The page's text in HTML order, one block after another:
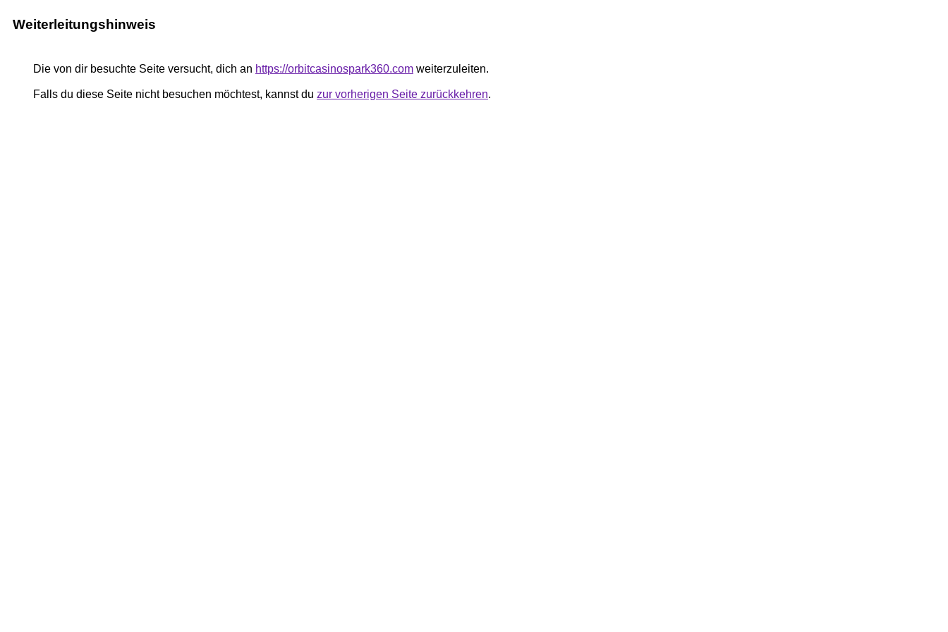
Weiterleitungshinweis
Die von dir besuchte Seite versucht, dich an https://orbitcasinospark360.com weiterzuleiten.
Falls du diese Seite nicht besuchen möchtest, kannst du zur vorherigen Seite zurückkehren.